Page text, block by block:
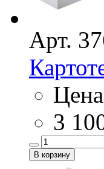
Арт.
3